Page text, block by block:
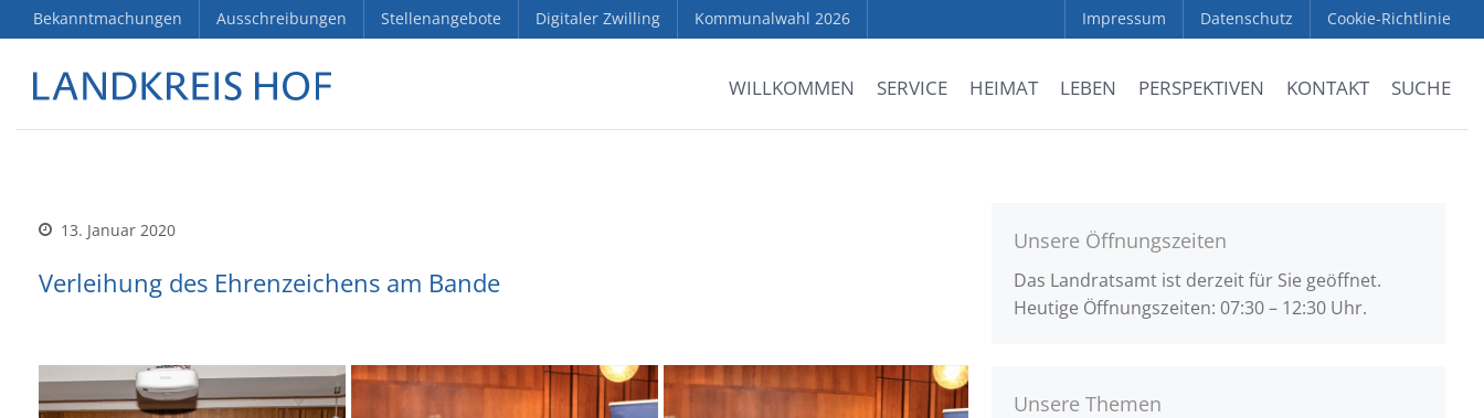
Bekanntmachungen Ausschreibungen Stellenangebote Digitaler Zwilling Kommunalwahl 2026 Impressum Datenschutz Cookie-Richtlinie
WILLKOMMEN SERVICE HEIMAT LEBEN PERSPEKTIVEN KONTAKT SUCHE
13. Januar 2020
Verleihung des Ehrenzeichens am Bande
Unsere Öffnungszeiten
Das Landratsamt ist derzeit für Sie geöffnet.
Heutige Öffnungszeiten: 07:30 – 12:30 Uhr.
Unsere Themen